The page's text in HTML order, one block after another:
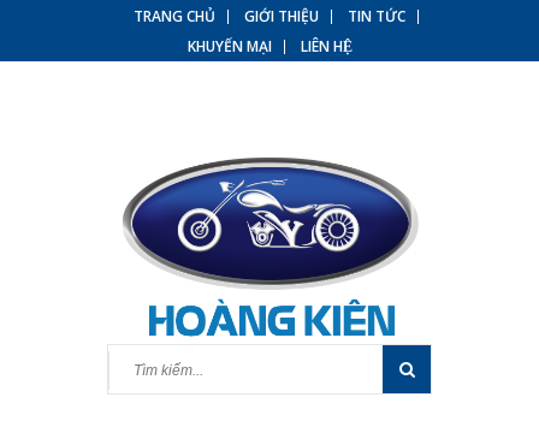
TRANG CHỦ GIỚI THIỆU
TIN TỨC
KHUYẾN MẠI
LIÊN HỆ